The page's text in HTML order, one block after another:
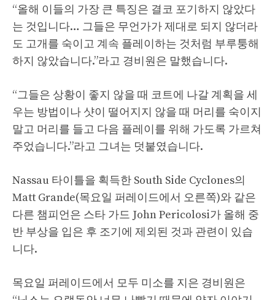
“올해 이들의 가장 큰 특징은 결코 포기하지 않았다
는 것입니다… 그들은 무언가가 제대로 되지 않더라
도 고개를 숙이고 계속 플레이하는 것처럼 부루퉁해
하지 않았습니다.”라고 경비원은 말했습니다.
“그들은 상황이 좋지 않을 때 코트에 나갈 계획을 세
우는 방법이나 샷이 떨어지지 않을 때 머리를 숙이지
말고 머리를 들고 다음 플레이를 위해 가도록 가르쳐
주었습니다.”라고 그녀는 덧붙였습니다.
Nassau 타이틀을 획득한 South Side Cyclones의
Matt Grande(목요일 퍼레이드에서 오른쪽)와 같은
다른 챔피언은 스타 가드 John Pericolosi가 올해 중
반 부상을 입은 후 조기에 제외된 것과 관련이 있습
니다.
목요일 퍼레이드에서 모두 미소를 지은 경비원은